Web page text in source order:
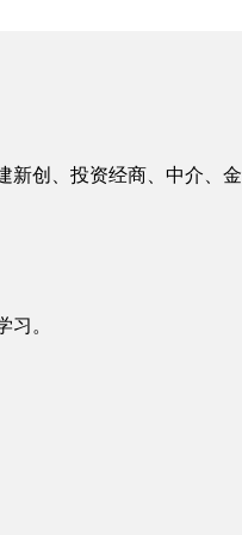
新创、投资经商、中介、
。